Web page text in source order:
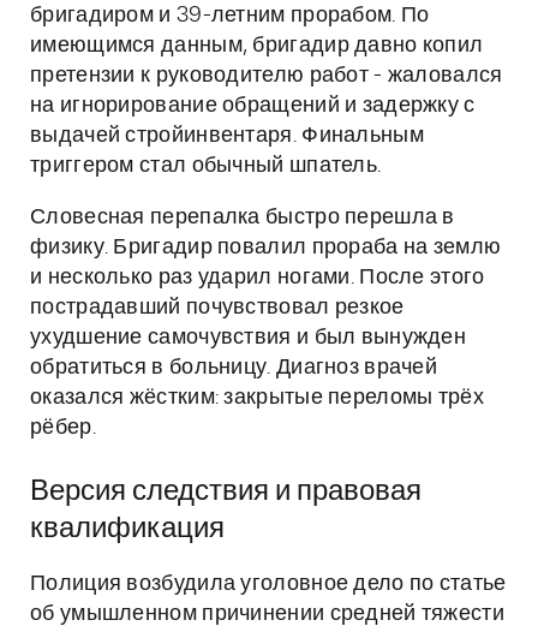
бригадиром и 39-летним прорабом. По
имеющимся данным, бригадир давно копил
претензии к руководителю работ - жаловался
на игнорирование обращений и задержку с
выдачей стройинвентаря. Финальным
триггером стал обычный шпатель.
Словесная перепалка быстро перешла в
физику. Бригадир повалил прораба на землю
и несколько раз ударил ногами. После этого
пострадавший почувствовал резкое
ухудшение самочувствия и был вынужден
обратиться в больницу. Диагноз врачей
оказался жёстким: закрытые переломы трёх
рёбер.
Версия следствия и правовая
квалификация
Полиция возбудила уголовное дело по статье
об умышленном причинении средней тяжести